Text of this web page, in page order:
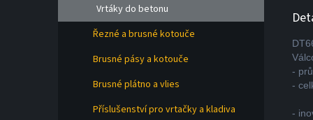
Vrtáky do betonu
Řezné a brusné kotouče
Brusné pásy a kotouče
Brusné plátno a vlies
Příslušenství pro vrtačky a kladiva
-
-
-